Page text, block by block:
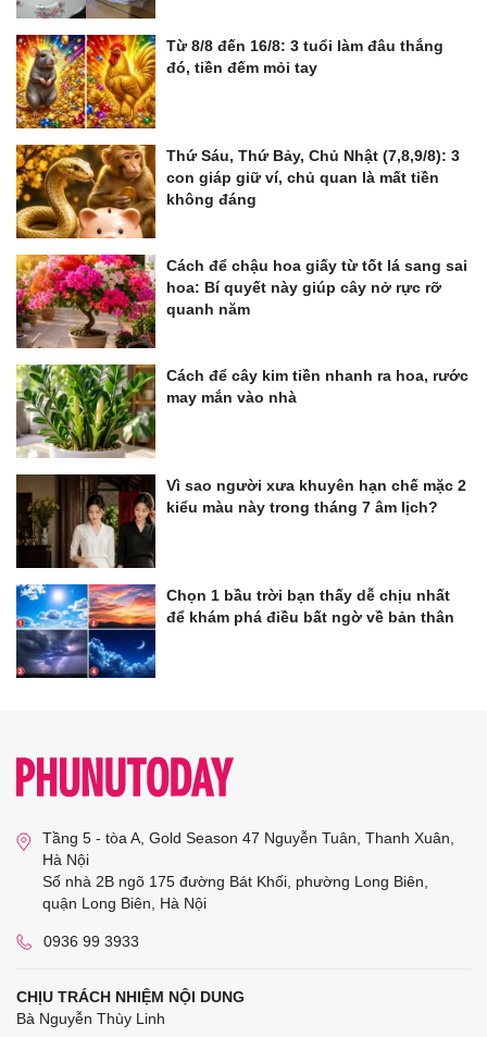
Từ 8/8 đến 16/8: 3 tuổi làm đâu thắng
đó, tiền đếm mỏi tay
Thứ Sáu, Thứ Bảy, Chủ Nhật (7,8,9/8): 3
con giáp giữ ví, chủ quan là mất tiền
không đáng
Cách để chậu hoa giấy từ tốt lá sang sai
hoa: Bí quyết này giúp cây nở rực rỡ
quanh năm
Cách để cây kim tiền nhanh ra hoa, rước
may mắn vào nhà
Vì sao người xưa khuyên hạn chế mặc 2
kiểu màu này trong tháng 7 âm lịch?
Chọn 1 bầu trời bạn thấy dễ chịu nhất
để khám phá điều bất ngờ về bản thân
Tầng 5 - tòa A, Gold Season 47 Nguyễn Tuân, Thanh Xuân,
Hà Nội
Số nhà 2B ngõ 175 đường Bát Khối, phường Long Biên,
quận Long Biên, Hà Nội
0936 99 3933
CHỊU TRÁCH NHIỆM NỘI DUNG
Bà Nguyễn Thùy Linh